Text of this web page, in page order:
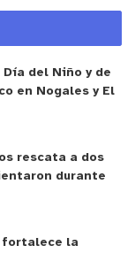
en
dotación de
del Niño y de
en Nogales y El
rescata a dos
durante
fortalece la